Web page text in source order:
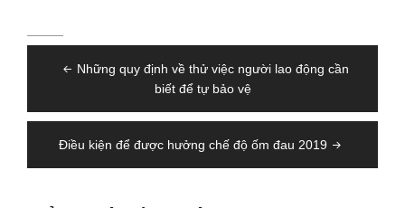
hướng
viết
Những quy định về thử việc người lao động cần
biết để tự bảo vệ
Điều kiện để được hưởng chế độ ốm đau 2019